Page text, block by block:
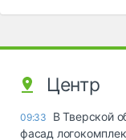
Центр
09:33
В Тверской
фасад